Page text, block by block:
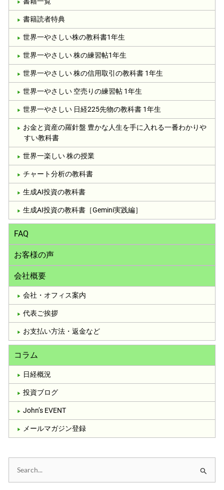
書籍読者特典
世界一やさしい株の教科書1年生
世界一やさしい 株の練習帖1年生
世界一やさしい 株の信用取引の教科書 1年生
世界一やさしい 空売りの練習帖 1年生
世界一やさしい 日経225先物の教科書 1年生
お金と資産の羅針盤 豊かな人生を手に入れる一番わかりや
すい教科書
世界一楽しい 株の授業
チャート分析の教科書
生成AI投資の教科書
生成AI投資の教科書［Gemini実践編］
FAQ
お客様の声
会社概要
会社・オフィス案内
代表ご挨拶
お支払い方法・返金など
コラム
日経概況
投資ブログ
John’s EVENT
メールマガジン登録